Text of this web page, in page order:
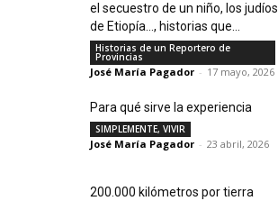
el secuestro de un niño, los judíos
de Etiopía…, historias que...
Historias de un Reportero de
Provincias
José María Pagador - 17 mayo, 2026
Para qué sirve la experiencia
SIMPLEMENTE, VIVIR
José María Pagador - 23 abril, 2026
200.000 kilómetros por tierra